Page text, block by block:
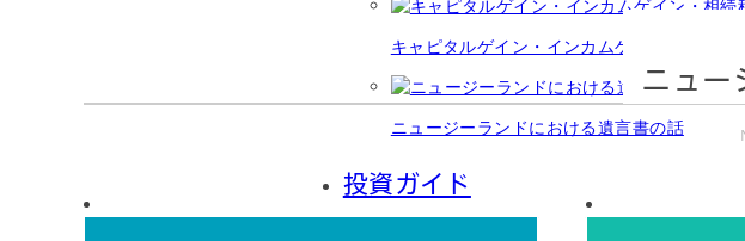
キャピタルゲイン・インカムゲイン・相続税
ニュージーランドにおける遺言書の話
投資ガイド
ニュー